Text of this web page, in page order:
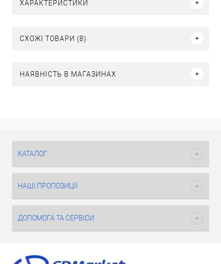
ХАРАКТЕРИСТИКИ
СХОЖІ ТОВАРИ (8)
НАЯВНІСТЬ В МАГАЗИНАХ
КАТАЛОГ
НАШІ ПРОПОЗИЦІЇ
ДОПОМОГА ТА СЕРВІСИ